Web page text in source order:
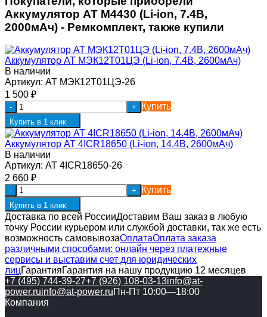
Аккумулятор AT М4430 (Li-ion, 7.4В,
2000мАч) - Ремкомплект, также купили
Аккумулятор AT МЭК12Т01ЦЭ (Li-ion, 7.4В, 2600мАч)
В наличии
Артикул: AT МЭК12Т01ЦЭ-26
1 500 ₽
- + Купить
Купить в 1 клик
Аккумулятор AT 4ICR18650 (Li-ion, 14.4В, 2600мАч)
В наличии
Артикул: AT 4ICR18650-26
2 660 ₽
- + Купить
Купить в 1 клик
Доставка по всей РоссииДоставим Ваш заказ в любую
точку России курьером или службой доставки, так же есть
возможность самовывозаОплатаОплата заказа
различными способами: онлайн через платежные
сервисы и выставим счет для юридических
лицГарантияГарантия на нашу продукцию 12 месяцев
+7 (495) 744-39-27+7 (926) 108-03-13info@at-
power.ruinfo@at-power.ruПн-Пт 10:00—18:00
Компания